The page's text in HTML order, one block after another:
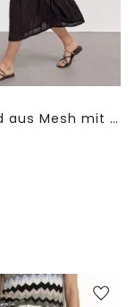
Midikleid aus Mesh mit Leo-Print